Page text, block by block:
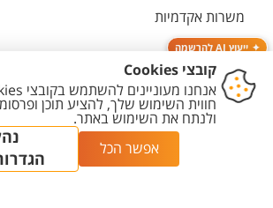
ייעוץ AI להרשמה
משרות אקדמיות
נגישות
מדיניות
מדיניות
תוכן